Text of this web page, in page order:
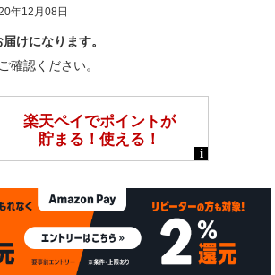
年12月08日
けになります。
確認ください。